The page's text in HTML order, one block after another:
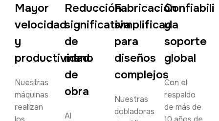
Mayor
velocidad
y
productividad
Nuestras
máquinas
realizan
Reducción
significativa
de
mano
de
obra
Al
Fabricación
simplificada
para
diseños
complejos
Nuestras
dobladoras
y
soporte
global
Con el
respaldo
de más de